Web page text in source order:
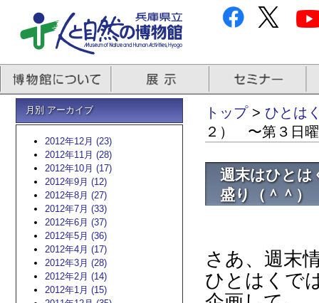
月別 アーカイブ
2012年12月 (23)
2012年11月 (28)
2012年10月 (17)
2012年9月 (12)
2012年8月 (27)
2012年7月 (33)
2012年6月 (37)
2012年5月 (36)
2012年4月 (17)
2012年3月 (28)
2012年2月 (14)
2012年1月 (15)
トップ> ひとは
２） 〜第３日
週末はひと
盛り（＾＾）
さあ、週末
ひとはくで